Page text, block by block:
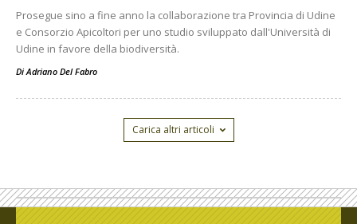
Prosegue sino a fine anno la collaborazione tra Provincia di Udine
e Consorzio Apicoltori per uno studio sviluppato dall'Università di
Udine in favore della biodiversità.
DiAdriano Del Fabro
Carica altri articoli